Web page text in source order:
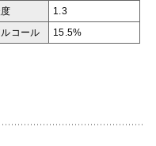
1.3
ルコール 15.5%